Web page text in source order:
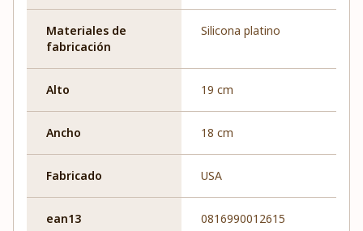
Materiales de
fabricación
Silicona platino
Alto 19 cm
Ancho 18 cm
Fabricado USA
ean13 0816990012615